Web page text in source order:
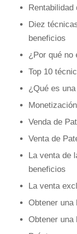
Rentabilidad
Diez
beneficios
¿Por qué no
Top 10
¿Qué es
Venda de
Venta de
La venta de
beneficios
La venta
Obtener una
Obtener una